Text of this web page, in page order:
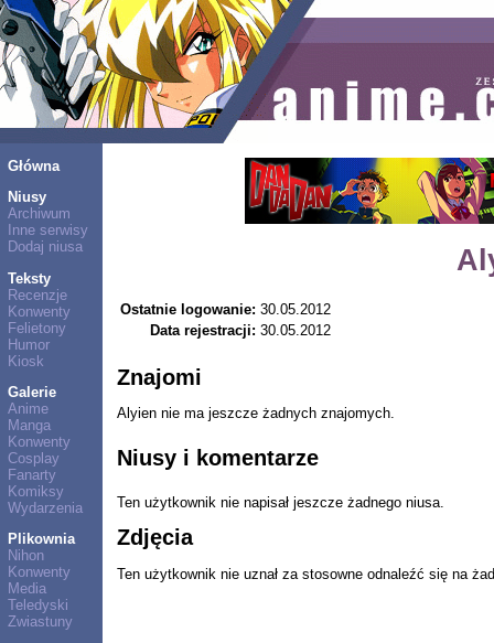
Główna
Niusy
Archiwum
Inne serwisy
Dodaj niusa
Teksty
Recenzje
Konwenty
Felietony
Humor
Kiosk
Galerie
Anime
Manga
Konwenty
Cosplay
Fanarty
Komiksy
Wydarzenia
Plikownia
Nihon
Konwenty
Media
Teledyski
Zwiastuny
Ostatnie logowanie: 30.05.2012
Data rejestracji: 30.05.2012
Znajomi
Alyien nie ma jeszcze żadnych znajomych.
Niusy i komentarze
Ten użytkownik nie napisał jeszcze żadnego niusa.
Zdjęcia
Ten użytkownik nie uznał za stosowne odnaleźć się na